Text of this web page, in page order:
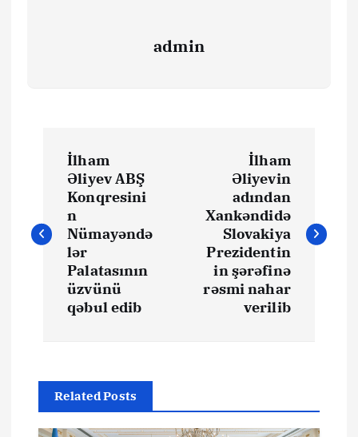
admin
z
v
İlham
Əliyev ABŞ
Konqresini
n
Nümayəndə
lər
Palatasının
üzvünü
qəbul edib
İlham
Əliyevin
adından
Xankəndidə
Slovakiya
Prezidentin
in şərəfinə
rəsmi nahar
verilib
Related Posts